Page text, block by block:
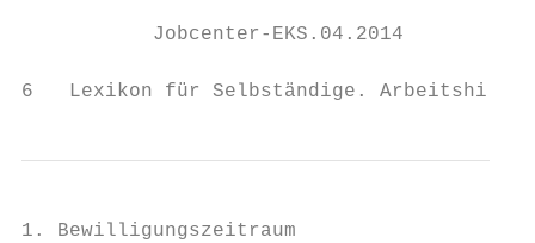
Jobcenter-EKS.04.2014
6   Lexikon für Selbständige. Arbeitshilfe
1. Bewilligungszeitraum